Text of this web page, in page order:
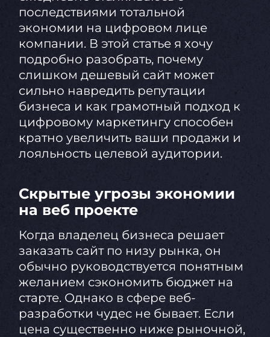
последствиями тотальной
экономии на цифровом лице
компании. В этой статье я хочу
подробно разобрать, почему
слишком дешевый сайт может
сильно навредить репутации
бизнеса и как грамотный подход к
цифровому маркетингу способен
кратно увеличить ваши продажи и
лояльность целевой аудитории.
Скрытые угрозы экономии
на веб проекте
Когда владелец бизнеса решает
заказать сайт по низу рынка, он
обычно руководствуется понятным
желанием сэкономить бюджет на
старте. Однако в сфере веб-
разработки чудес не бывает. Если
цена существенно ниже рыночной,